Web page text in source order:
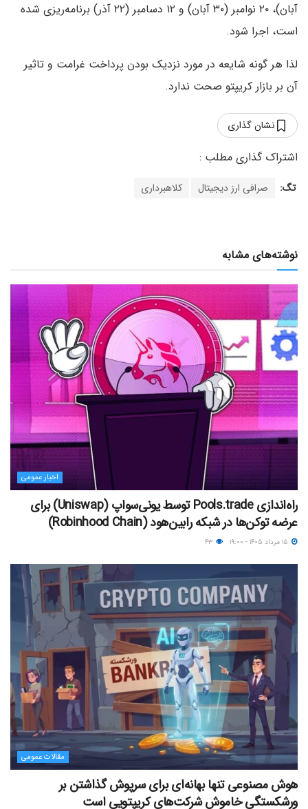
آبان)، ۲۰ نوامبر (۳۰ آبان) و ۱۲ دسامبر (۲۲ آذر) برنامه‌ریزی شده
است، اجرا شود.
لذا هر گونه شایعه در مورد نزدیک بودن پرداخت غرامت و تاثیر
آن بر بازار کریپتو صحت ندارد.
نشان گذاری
تگ: صرافی ارز دیجیتال کلاهبرداری
نوشته‌های مشابه
اخبار عمومی
راه‌اندازی Pools.trade توسط یونی‌سواپ (Uniswap) برای
عرضه توکن‌ها در شبکه رابین‌هود (Robinhood Chain)
مقالات عمومی
هوش مصنوعی تنها بهانه‌ای برای سرپوش گذاشتن بر
ورشکستگی خاموش شرکت‌های کریپتویی است